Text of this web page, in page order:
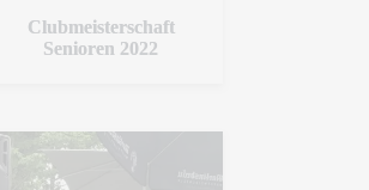
Clubmeisterschaft
Senioren 2022